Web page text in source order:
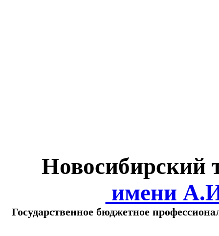
Новосибирский
имени
Государственное бюджетное